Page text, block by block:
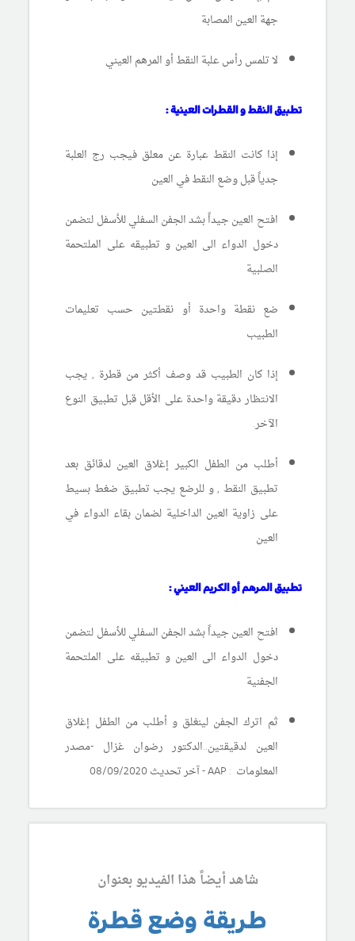
جهة العين المصابة
لا تلمس رأس علبة النقط أو المرهم العيني
تطبيق النقط و القطرات العينية :
إذا كانت النقط عبارة عن معلق فيجب رج العلبة
جدياً قبل وضع النقط في العين
افتح العين جيداً بشد الجفن السفلي للأسفل لتضمن
دخول الدواء الى العين و تطبيقه على الملتحمة
الصلبية
ضع نقطة واحدة أو نقطتين حسب تعليمات
الطبيب
إذا كان الطبيب قد وصف أكثر من قطرة , يجب
الانتظار دقيقة واحدة على الأقل قبل تطبيق النوع
الآخر.
أطلب من الطفل الكبير إغلاق العين لدقائق بعد
تطبيق النقط , و للرضع يجب تطبيق ضغط بسيط
على زاوية العين الداخلية لضمان بقاء الدواء في
العين
تطبيق المرهم أو الكريم العيني :
افتح العين جيداً بشد الجفن السفلي للأسفل لتضمن
دخول الدواء الى العين و تطبيقه على الملتحمة
الجفنية
ثم اترك الجفن لينغلق و أطلب من الطفل إغلاق
العين لدقيقتين..الدكتور رضوان غزال -مصدر
المعلومات : AAP -
آخر تحديث 08/09/2020
شاهد أيضاً هذا الفيديو بعنوان
طريقة وضع قطرة